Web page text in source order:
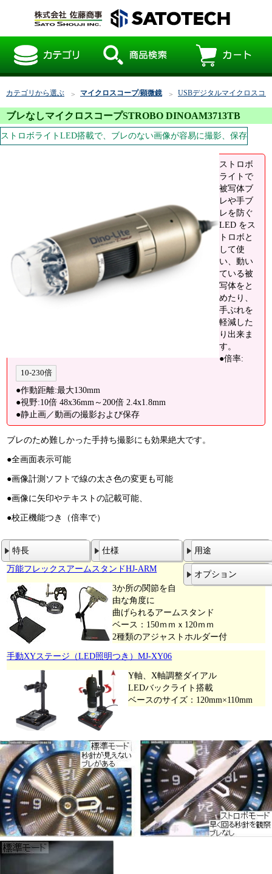
カテゴリから選ぶ マイクロスコープ/顕微鏡 USBデジタルマイクロスコ
ブレなしマイクロスコープSTROBO DINOAM3713TB
ストロボライトLED搭載で、ブレのない画像が容易に撮影、保存
ストロボ
ライトで
被写体ブ
レや手ブ
レを防ぐ
LED をス
トロボと
して使
い、動い
ている被
写体をと
めたり、
手ぶれを
軽減した
り出来ま
す。
●倍率:
10-230倍
●作動距離:最大130mm
●視野:10倍 48x36mm～200倍 2.4x1.8mm
●静止画／動画の撮影および保存
ブレのため難しかった手持ち撮影にも効果絶大です。
●全画面表示可能
●画像計測ソフトで線の太さ色の変更も可能
●画像に矢印やテキストの記載可能、
●校正機能つき（倍率で）
特長 仕様 用途
オプション
万能フレックスアームスタンドHJ-ARM
3か所の関節を自
由な角度に
曲げられるアームスタンド
ベース：150ｍｍｘ120ｍｍ
2種類のアジャストホルダー付
手動XYステージ（LED照明つき）MJ-XY06
Y軸、X軸調整ダイアル
LEDバックライト搭載
ベースのサイズ：120mm×110mm